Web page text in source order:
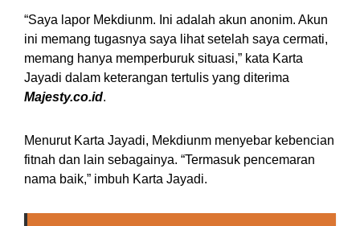
“Saya lapor Mekdiunm. Ini adalah akun anonim. Akun
ini memang tugasnya saya lihat setelah saya cermati,
memang hanya memperburuk situasi,” kata Karta
Jayadi dalam keterangan tertulis yang diterima
Majesty.co.id.
Menurut Karta Jayadi, Mekdiunm menyebar kebencian
fitnah dan lain sebagainya. “Termasuk pencemaran
nama baik,” imbuh Karta Jayadi.